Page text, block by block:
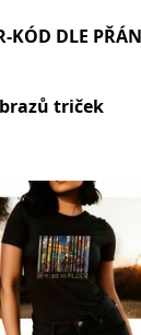
KÓD DLE
triček